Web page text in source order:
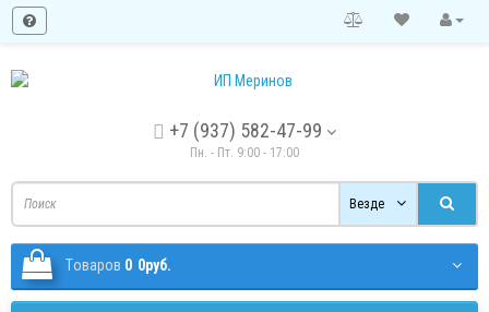
+7 (937) 582-47-99
Пн. - Пт. 9:00 - 17:00
Везде
Tоваров 0 0руб.